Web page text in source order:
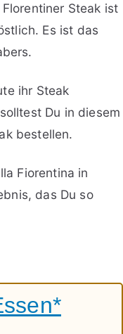
Steak ist
Es ist das
ihr Steak
Du in diesem
bestellen.
Fiorentina in
das Du so